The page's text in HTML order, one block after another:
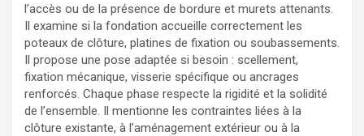
l’accès ou de la présence de bordure et murets attenants.
Il examine si la fondation accueille correctement les
poteaux de clôture, platines de fixation ou soubassements.
Il propose une pose adaptée si besoin : scellement,
fixation mécanique, visserie spécifique ou ancrages
renforcés. Chaque phase respecte la rigidité et la solidité
de l’ensemble. Il mentionne les contraintes liées à la
clôture existante, à l’aménagement extérieur ou à la